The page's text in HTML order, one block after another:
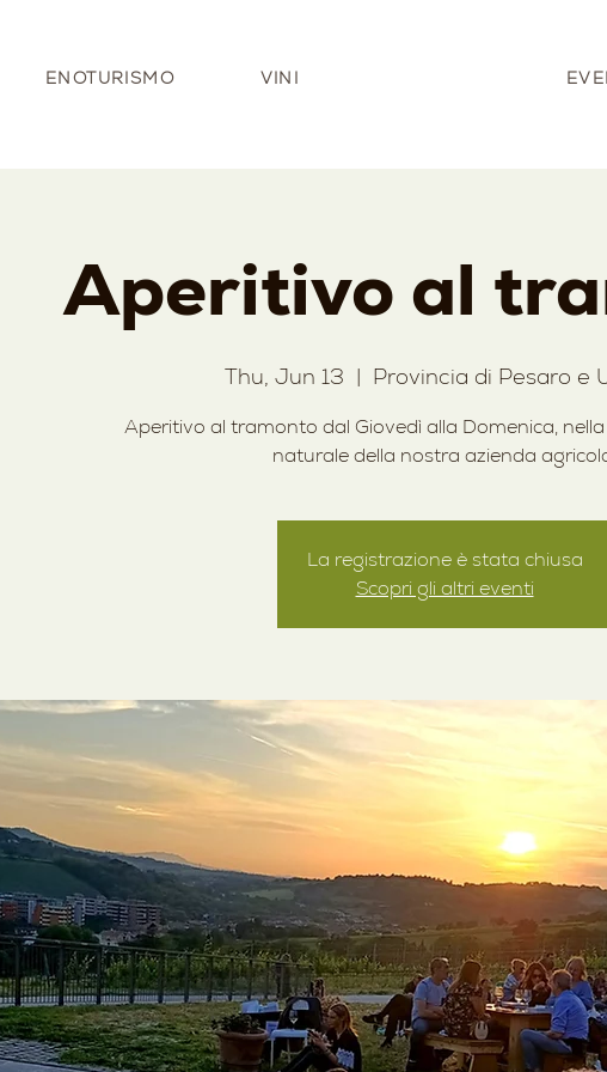
ENOTURISMO VINI
Aperitivo al
Thu, Jun 13
  |
Provincia di Pesaro e
Aperitivo al tramonto dal Giovedì alla Domenica,
naturale della nostra azienda
La registrazione è stata chiusa
Scopri gli altri eventi